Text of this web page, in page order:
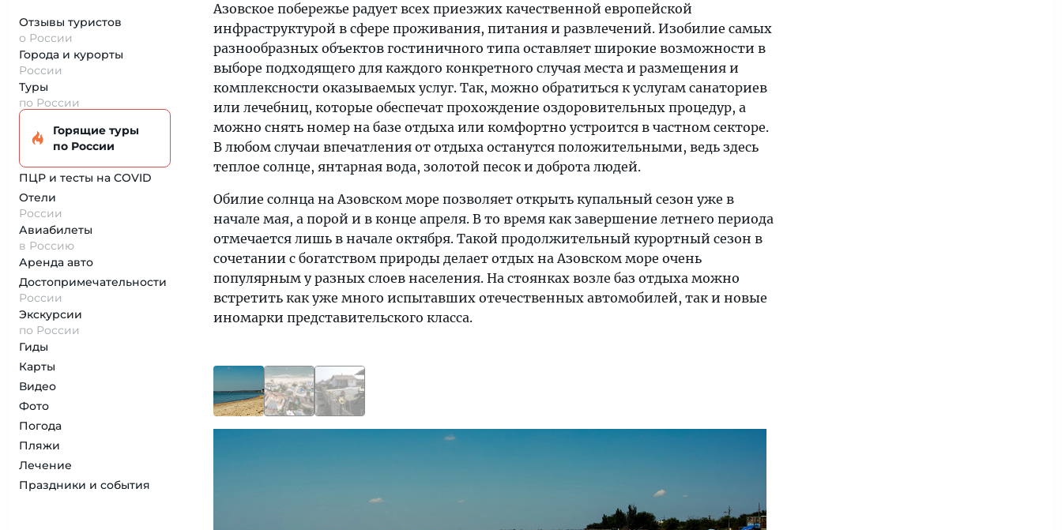
Отзывы туристов
о России
Города и курорты
России
Туры
по России
Горящие туры
по России
ПЦР и тесты на COVID
Отели
России
Авиабилеты
в Россию
Аренда авто
Достопримеча­тельности
России
Экскурсии
по России
Гиды
Карты
Видео
Фото
Погода
Пляжи
Лечение
Праздники и события
Азовское побережье радует всех приезжих качественной европейской
инфраструктурой в сфере проживания, питания и развлечений. Изобилие самых
разнообразных объектов гостиничного типа оставляет широкие возможности в
выборе подходящего для каждого конкретного случая места и размещения и
комплексности оказываемых услуг. Так, можно обратиться к услугам санаториев
или лечебниц, которые обеспечат прохождение оздоровительных процедур, а
можно снять номер на базе отдыха или комфортно устроится в частном секторе.
В любом случаи впечатления от отдыха останутся положительными, ведь здесь
теплое солнце, янтарная вода, золотой песок и доброта людей.
Обилие солнца на Азовском море позволяет открыть купальный сезон уже в
начале мая, а порой и в конце апреля. В то время как завершение летнего периода
отмечается лишь в начале октября. Такой продолжительный курортный сезон в
сочетании с богатством природы делает отдых на Азовском море очень
популярным у разных слоев населения. На стоянках возле баз отдыха можно
встретить как уже много испытавших отечественных автомобилей, так и новые
иномарки представительского класса.